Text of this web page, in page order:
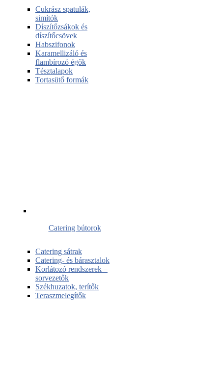
Cukrász spatulák,
simítók
Díszítőzsákok és
díszítőcsövek
Habszifonok
Karamellizáló és
flambírozó égők
Tésztalapok
Tortasütő formák
Catering bútorok
Catering sátrak
Catering- és bárasztalok
Korlátozó rendszerek –
sorvezetők
Székhuzatok, terítők
Teraszmelegítők